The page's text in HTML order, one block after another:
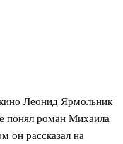
Леонид Ярмольник
понял роман Михаила
он рассказал на